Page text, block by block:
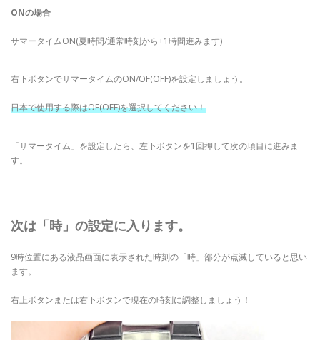
ONの場合
サマータイムON(夏時間/通常時刻から+1時間進みます)
右下ボタンでサマータイムのON/OF(OFF)を設定しましょう。
日本で使用する際はOF(OFF)を選択してください！
「サマータイム」を設定したら、左下ボタンを1回押して次の項目に進みま
す。
次は「時」の設定に入ります。
9時位置にある液晶画面に表示された時刻の「時」部分が点滅していると思い
ます。
右上ボタンまたは右下ボタンで現在の時刻に調整しましょう！